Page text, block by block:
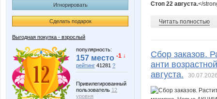
Игнорировать
Сделать подарок
Выгодная покупка - взрослый
популярность:
157 место -1 ↓
рейтинг 41281 ?
Привилегированный
пользователь 12
уровня
Стоп 22 августа.</
Читать полностью
Сбор заказов.
анти
августа.